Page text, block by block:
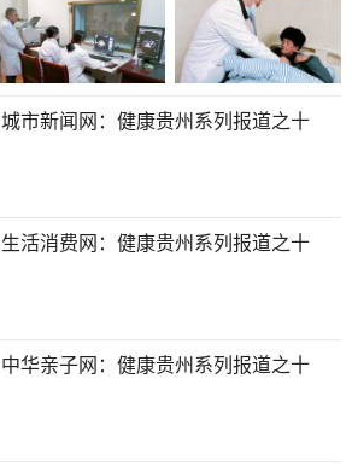
城市新闻网​​​​​​​：健康贵州系列报道之十
生活消费网​​​​​​​：健康贵州系列报道之十
中华亲子网​​​​​​​：健康贵州系列报道之十